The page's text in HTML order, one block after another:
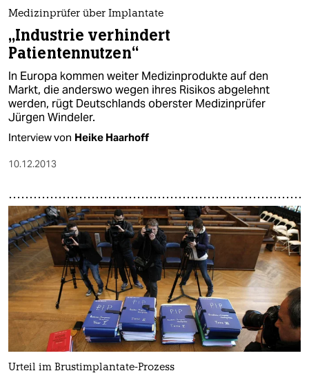
Medizinprüfer über Implantate
„Industrie verhindert
Patientennutzen“
In Europa kommen weiter Medizinprodukte auf den
Markt, die anderswo wegen ihres Risikos abgelehnt
werden, rügt Deutschlands oberster Medizinprüfer
Jürgen Windeler.
Interview von Heike Haarhoff
10.12.2013
Urteil im Brustimplantate-Prozess